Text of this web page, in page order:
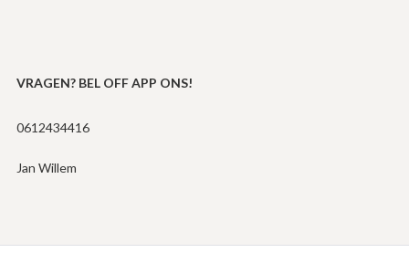
VRAGEN? BEL OFF APP ONS!
0612434416
Jan Willem